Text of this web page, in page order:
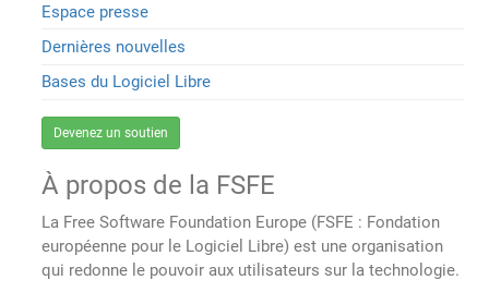
Espace presse
Dernières nouvelles
Bases du Logiciel Libre
Devenez un soutien
À propos de la FSFE
La Free Software Foundation Europe (FSFE : Fondation
européenne pour le Logiciel Libre) est une organisation
qui redonne le pouvoir aux utilisateurs sur la technologie.